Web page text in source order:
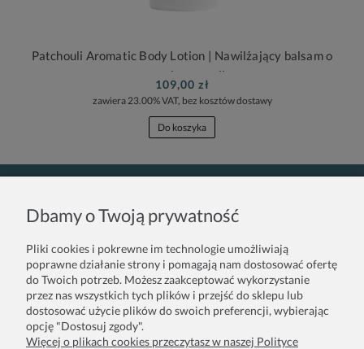
Patchouli Aromatic Body Lotion | Nawilżający balsam o
zapachu paczuli
109,00 zł
zawiera 23.00% VAT, bez kosztów dostawy
Do koszyka
REGULAMIN
DLA PROFESJONALISTÓW
KONTAKT
Dbamy o Twoją prywatność
Pliki cookies i pokrewne im technologie umożliwiają
poprawne działanie strony i pomagają nam dostosować ofertę
do Twoich potrzeb. Możesz zaakceptować wykorzystanie
przez nas wszystkich tych plików i przejść do sklepu lub
dostosować użycie plików do swoich preferencji, wybierając
opcję "Dostosuj zgody".
Więcej o plikach cookies przeczytasz w naszej Polityce